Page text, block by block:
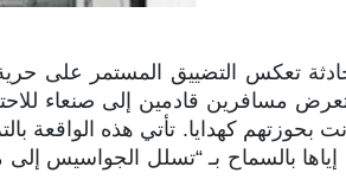
تعكس التضييق المستمر على حرية
مسافرين قادمين إلى صنعاء
بحوزتهم كهدايا. تأتي هذه الواقعة
بالسماح بـ “تسلل الجواسيس إلى